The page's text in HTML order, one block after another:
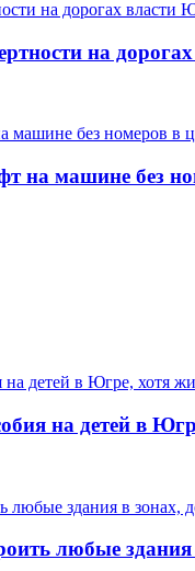
на
на машине без
на детей в
любые